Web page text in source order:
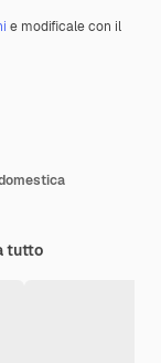
e modificale con il
tutto